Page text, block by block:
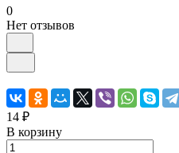
0
Нет отзывов
14 ₽
В корзину